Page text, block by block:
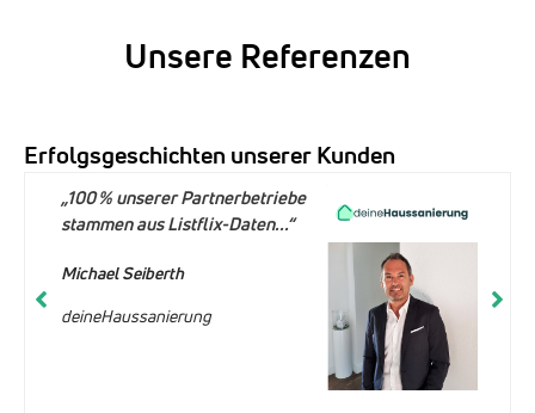
Unsere Referenzen
Erfolgsgeschichten unserer Kunden
„100 % unserer Partnerbetriebe
stammen aus Listflix-Daten...“
Michael Seiberth
deineHaussanierung